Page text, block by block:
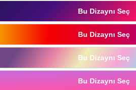
Bu Dizaynı Seç
Bu Dizaynı Seç
Bu Dizaynı Seç
Bu Dizaynı Seç